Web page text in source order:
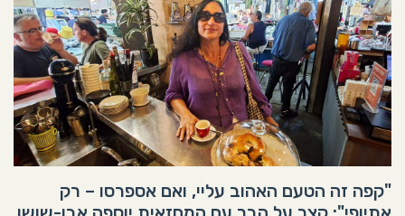
"קפה זה הטעם האהוב עליי, ואם אספרסו – רק